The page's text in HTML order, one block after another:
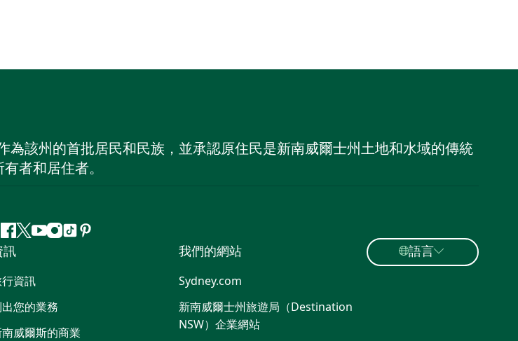
該州的首批居民和民族，並承認原住民是新南威爾士州土地和水域的傳統
有者和居住者。
Facebook
嘰
喳
喳
Youtube
Instagram
抖 Pinterest
訊
資訊
您的業務
威爾斯的商業
我們的網站
Sydney.com
新南威爾士州旅遊局（Destination
NSW）企業網站​
語言